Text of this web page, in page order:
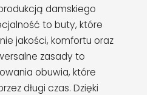
damskiego
to buty, które
jakości, komfortu oraz
zasady to
obuwia, które
długi czas. Dzięki